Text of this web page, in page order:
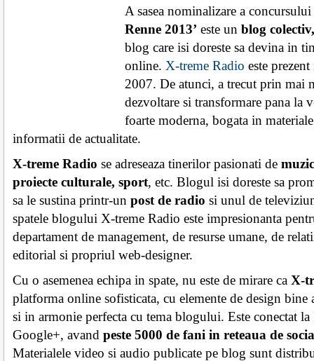
A sasea nominalizare a concursului
Renne 2013’ este un blog
blog care isi doreste sa devina in
online. X-treme Radio este
2007. De atunci, a trecut prin mai
dezvoltare si transformare pana la
foarte moderna, bogata in
informatii de actualitate.
X-treme Radio se adreseaza tinerilor pasionati de
proiecte culturale, sport, etc. Blogul isi doreste sa
sa le sustina printr-un post de radio si unul de
spatele blogului X-treme Radio este impresionanta
departament de management, de resurse umane, de
editorial si propriul web-designer.
Cu o asemenea echipa in spate, nu este de mirare ca X-
platforma online sofisticata, cu elemente de design bine
si in armonie perfecta cu tema blogului. Este conectat
Google+, avand peste 5000 de fani in reteaua de
Materialele video si audio publicate pe blog sunt